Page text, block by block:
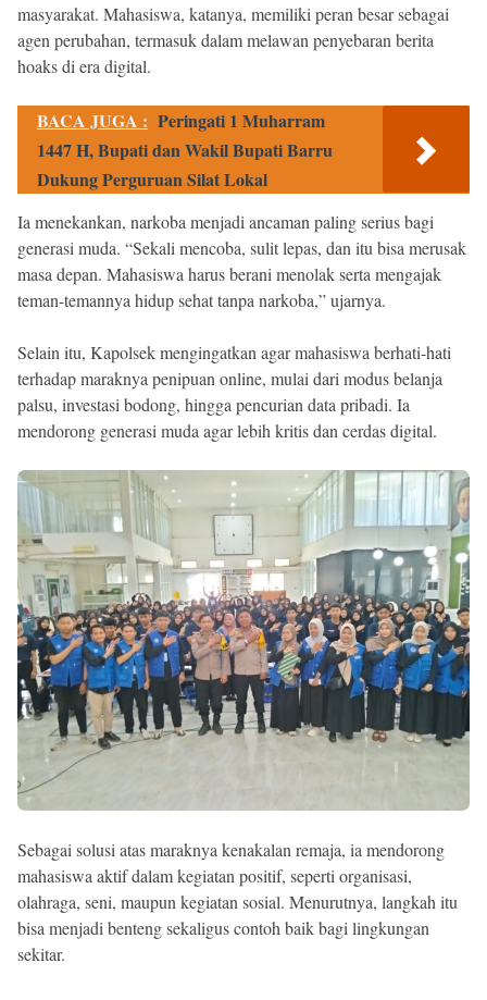
masyarakat. Mahasiswa, katanya, memiliki peran besar sebagai
agen perubahan, termasuk dalam melawan penyebaran berita
hoaks di era digital.
BACA JUGA : Peringati 1 Muharram
1447 H, Bupati dan Wakil Bupati Barru
Dukung Perguruan Silat Lokal
Ia menekankan, narkoba menjadi ancaman paling serius bagi
generasi muda. “Sekali mencoba, sulit lepas, dan itu bisa merusak
masa depan. Mahasiswa harus berani menolak serta mengajak
teman-temannya hidup sehat tanpa narkoba,” ujarnya.
Selain itu, Kapolsek mengingatkan agar mahasiswa berhati-hati
terhadap maraknya penipuan online, mulai dari modus belanja
palsu, investasi bodong, hingga pencurian data pribadi. Ia
mendorong generasi muda agar lebih kritis dan cerdas digital.
Sebagai solusi atas maraknya kenakalan remaja, ia mendorong
mahasiswa aktif dalam kegiatan positif, seperti organisasi,
olahraga, seni, maupun kegiatan sosial. Menurutnya, langkah itu
bisa menjadi benteng sekaligus contoh baik bagi lingkungan
sekitar.